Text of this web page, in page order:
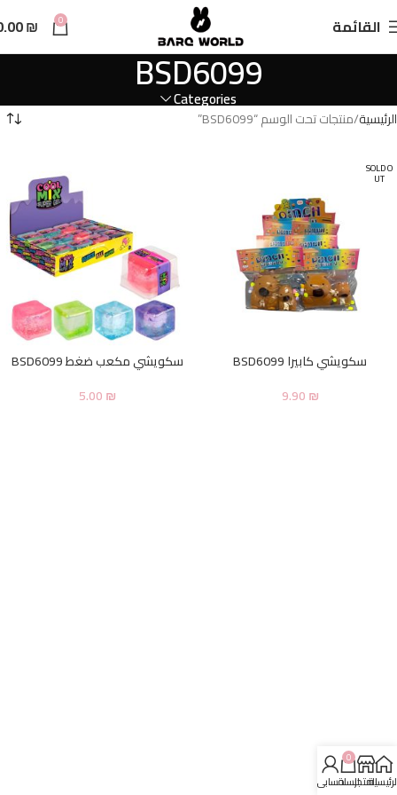
القائمة 0
₪
BSD6099
Categories
الرئيسية منتجات تحت الوسم “BSD6099”
SOLD O
UT
سكويشي كابيرا BSD6099
9.90₪
سكويشي مكعب ضغط BSD6099
5.00₪
المتجر
0
السلةحسابي